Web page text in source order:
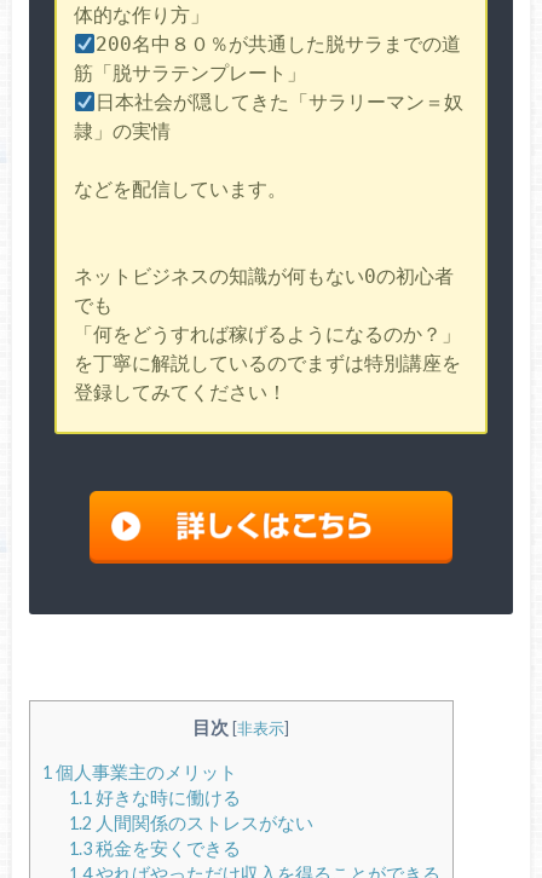
体的な作り方」
200名中８０％が共通した脱サラまでの道
日本社会が隠してきた「サラリーマン＝奴
隷」の実情
などを配信しています。
ネットビジネスの知識が何もない0の初心者
でも
「何をどうすれば稼げるようになるのか？」
を丁寧に解説しているのでまずは特別講座を
登録してみてください！
目次 [非表示]
1個人事業主のメリット
1.1好きな時に働ける
1.2 人間関係のストレスがない
1.3税金を安くできる